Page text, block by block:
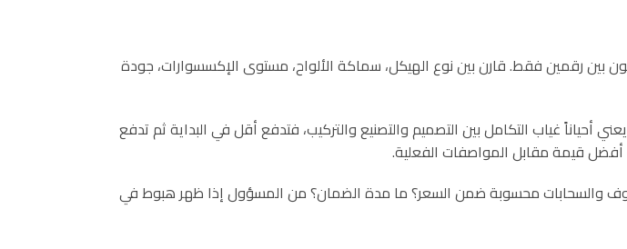
بين رقمين فقط. قارن بين نوع الهيكل، سماكة الألواح، مستوى الإكسسوارات، جودة
غياب التكامل بين التصميم والتصنيع والتركيب، فتدفع أقل في البداية ثم تدفع
أفضل قيمة مقابل المواصفات الفعلية.
والسحابات محسوبة ضمن السعر؟ ما مدة الضمان؟ من المسؤول إذا ظهر هبوط في